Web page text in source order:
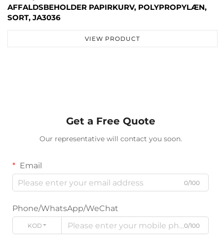
AFFALDSBEHOLDER PAPIRKURV, POLYPROPYLÆN,
SORT, JA3036
VIEW PRODUCT
Get a Free Quote
Our representative will contact you soon.
Email
0/100
Phone/WhatsApp/WeChat
KODE 0/100